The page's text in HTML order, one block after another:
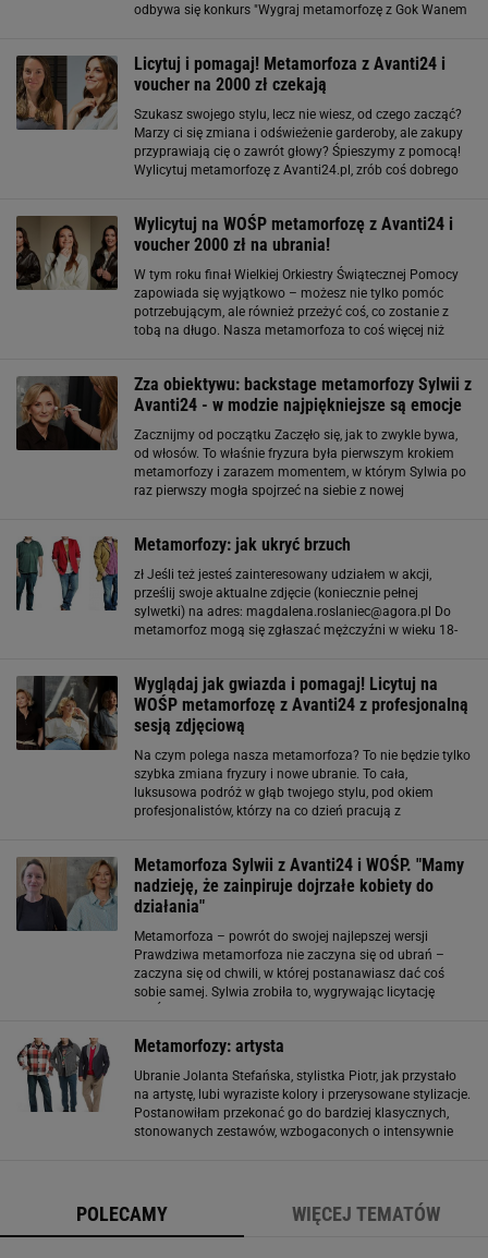
odbywa się konkurs "Wygraj metamorfozę z Gok Wanem
Licytuj i pomagaj! Metamorfoza z Avanti24 i
voucher na 2000 zł czekają
Szukasz swojego stylu, lecz nie wiesz, od czego zacząć?
Marzy ci się zmiana i odświeżenie garderoby, ale zakupy
przyprawiają cię o zawrót głowy? Śpieszymy z pomocą!
Wylicytuj metamorfozę z Avanti24.pl, zrób coś dobrego
Wylicytuj na WOŚP metamorfozę z Avanti24 i
voucher 2000 zł na ubrania!
W tym roku finał Wielkiej Orkiestry Świątecznej Pomocy
zapowiada się wyjątkowo – możesz nie tylko pomóc
potrzebującym, ale również przeżyć coś, co zostanie z
tobą na długo. Nasza metamorfoza to coś więcej niż
Zza obiektywu: backstage metamorfozy Sylwii z
Avanti24 - w modzie najpiękniejsze są emocje
Zacznijmy od początku Zaczęło się, jak to zwykle bywa,
od włosów. To właśnie fryzura była pierwszym krokiem
metamorfozy i zarazem momentem, w którym Sylwia po
raz pierwszy mogła spojrzeć na siebie z nowej
Metamorfozy: jak ukryć brzuch
zł Jeśli też jesteś zainteresowany udziałem w akcji,
prześlij swoje aktualne zdjęcie (koniecznie pełnej
sylwetki) na adres: magdalena.roslaniec@agora.pl Do
metamorfoz mogą się zgłaszać mężczyźni w wieku 18-
Wyglądaj jak gwiazda i pomagaj! Licytuj na
WOŚP metamorfozę z Avanti24 z profesjonalną
sesją zdjęciową
Na czym polega nasza metamorfoza? To nie będzie tylko
szybka zmiana fryzury i nowe ubranie. To cała,
luksusowa podróż w głąb twojego stylu, pod okiem
profesjonalistów, którzy na co dzień pracują z
Metamorfoza Sylwii z Avanti24 i WOŚP. "Mamy
nadzieję, że zainpiruje dojrzałe kobiety do
działania"
Metamorfoza – powrót do swojej najlepszej wersji
Prawdziwa metamorfoza nie zaczyna się od ubrań –
zaczyna się od chwili, w której postanawiasz dać coś
sobie samej. Sylwia zrobiła to, wygrywając licytację
Metamorfozy: artysta
Ubranie Jolanta Stefańska, stylistka Piotr, jak przystało
na artystę, lubi wyraziste kolory i przerysowane stylizacje.
Postanowiłam przekonać go do bardziej klasycznych,
stonowanych zestawów, wzbogaconych o intensywnie
POLECAMY WIĘCEJ TEMATÓW